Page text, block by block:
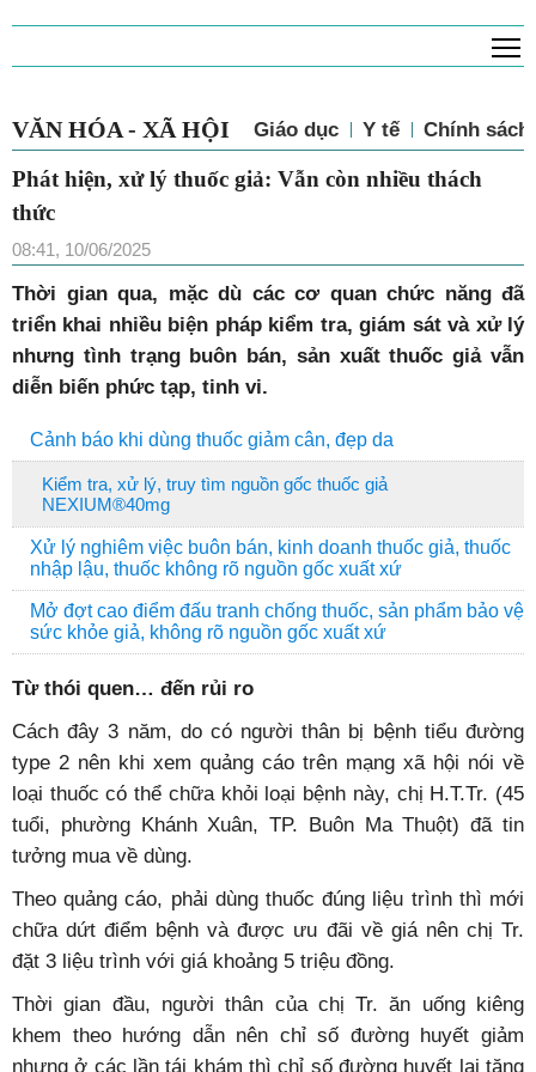
VĂN HÓA - XÃ HỘI Giáo dục Y tế Chính sách
Phát hiện, xử lý thuốc giả: Vẫn còn nhiều thách
thức
08:41, 10/06/2025
Thời gian qua, mặc dù các cơ quan chức năng đã
triển khai nhiều biện pháp kiểm tra, giám sát và xử lý
nhưng tình trạng buôn bán, sản xuất thuốc giả vẫn
diễn biến phức tạp, tinh vi.
Cảnh báo khi dùng thuốc giảm cân, đẹp da
Kiểm tra, xử lý, truy tìm nguồn gốc thuốc giả
NEXIUM®40mg
Xử lý nghiêm việc buôn bán, kinh doanh thuốc giả, thuốc
nhập lậu, thuốc không rõ nguồn gốc xuất xứ
Mở đợt cao điểm đấu tranh chống thuốc, sản phẩm bảo vệ
sức khỏe giả, không rõ nguồn gốc xuất xứ
Từ thói quen… đến rủi ro
Cách đây 3 năm, do có người thân bị bệnh tiểu đường
type 2 nên khi xem quảng cáo trên mạng xã hội nói về
loại thuốc có thể chữa khỏi loại bệnh này, chị H.T.Tr. (45
tuổi, phường Khánh Xuân, TP. Buôn Ma Thuột) đã tin
tưởng mua về dùng.
Theo quảng cáo, phải dùng thuốc đúng liệu trình thì mới
chữa dứt điểm bệnh và được ưu đãi về giá nên chị Tr.
đặt 3 liệu trình với giá khoảng 5 triệu đồng.
Thời gian đầu, người thân của chị Tr. ăn uống kiêng
khem theo hướng dẫn nên chỉ số đường huyết giảm
nhưng ở các lần tái khám thì chỉ số đường huyết lại tăng